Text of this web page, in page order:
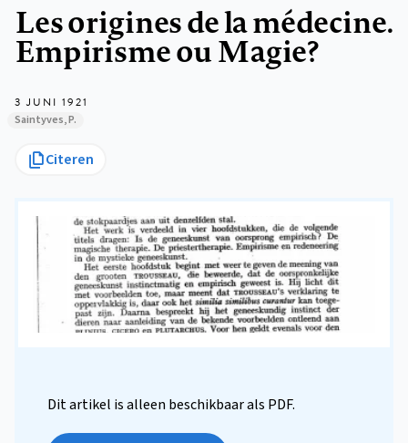
Les origines de la médecine.
Empirisme ou Magie?
3 JUNI 1921
Saintyves, P.
Citeren
Dit artikel is alleen beschikbaar als PDF.